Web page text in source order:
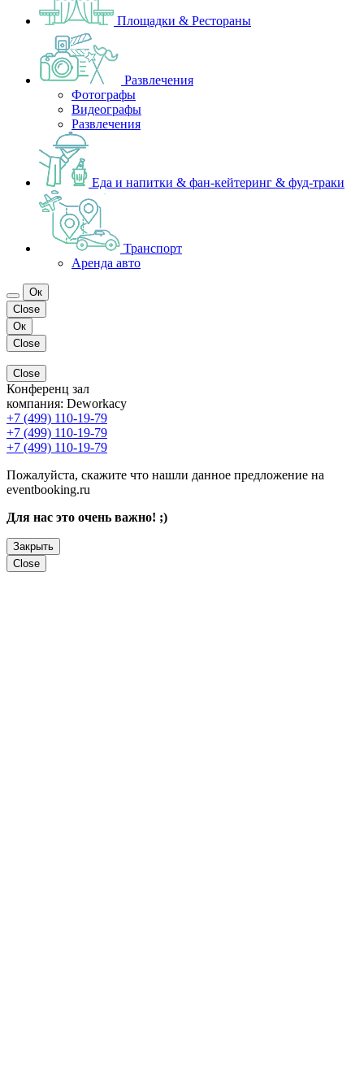
Площадки & Рестораны
Развлечения
Фотографы
Видеографы
Развлечения
Еда и напитки & фан-кейтеринг & фуд-траки
Транспорт
Аренда авто
Ок
Close
Ок
Close
Close
Конференц зал
компания: Deworkacy
+7 (499) 110-19-79
+7 (499) 110-19-79
+7 (499) 110-19-79
Пожалуйста, скажите что нашли данное предложение на
eventbooking.ru
Для нас это очень важно! ;)
Закрыть
Close